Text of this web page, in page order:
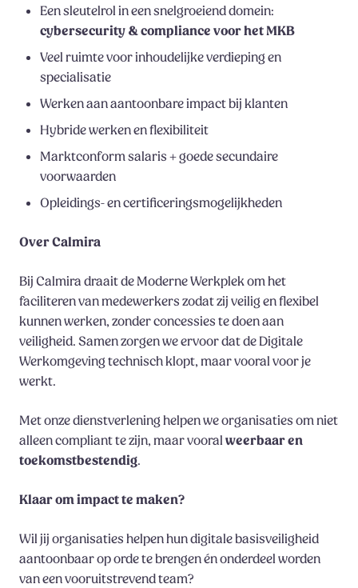
Een sleutelrol in een snelgroeiend domein:
cybersecurity & compliance voor het MKB
Veel ruimte voor inhoudelijke verdieping en
specialisatie
Werken aan aantoonbare impact bij klanten
Hybride werken en flexibiliteit
Marktconform salaris + goede secundaire
voorwaarden
Opleidings- en certificeringsmogelijkheden
Over Calmira
Bij Calmira draait de Moderne Werkplek om het
faciliteren van medewerkers zodat zij veilig en flexibel
kunnen werken, zonder concessies te doen aan
veiligheid. Samen zorgen we ervoor dat de Digitale
Werkomgeving technisch klopt, maar vooral voor je
werkt.
Met onze dienstverlening helpen we organisaties om niet
alleen compliant te zijn, maar vooralweerbaar en
toekomstbestendig.
Klaar om impact te maken?
Wil jij organisaties helpen hun digitale basisveiligheid
aantoonbaar op orde te brengen én onderdeel worden
van een vooruitstrevend team?